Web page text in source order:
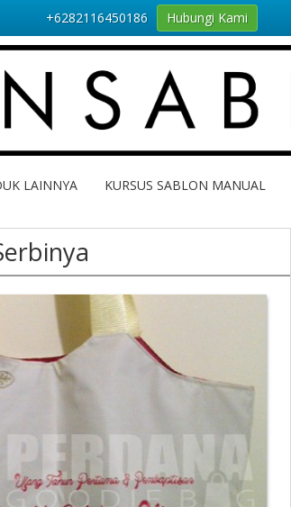
LAINNYA KURSUS SABLON MANUAL
+6282116450186 Hubungi Kami